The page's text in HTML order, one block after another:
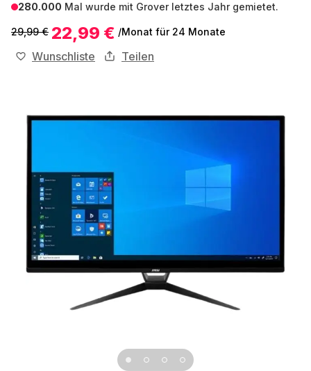
280.000 Mal wurde mit Grover letztes Jahr gemietet.
29,99 € 22,99 € /Monat für 24 Monate
Wunschliste Teilen